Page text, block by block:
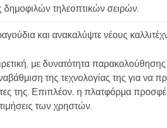
τηλεοπτικών σειρών.
και ανακαλύψτε νέους
με δυνατότητα
της τεχνολογίας της για να
της. Επιπλέον, η πλατφόρμα
των χρηστών.